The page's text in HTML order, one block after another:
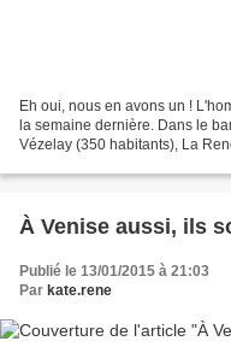
Eh oui, nous en avons un !
la semaine dernière. Dans le
Vézelay (350 habitants), La
À Venise aussi, ils
Publié le 13/01/2015 à 21:03
Par kate.rene